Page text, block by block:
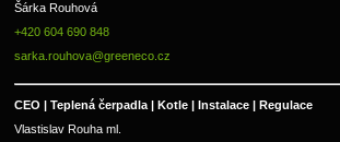
Šárka Rouhová
+420 604 690 848
sarka.rouhova@greeneco.cz
CEO | Teplená čerpadla | Kotle | Instalace | Regulace
Vlastislav Rouha ml.